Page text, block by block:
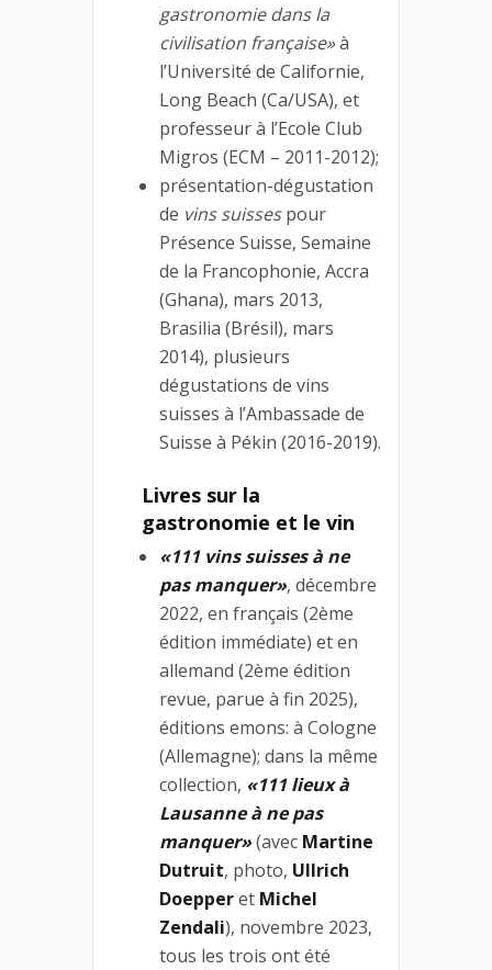
gastronomie dans la
civilisation française»à
l’Université de Californie,
Long Beach (Ca/USA), et
professeur à l’Ecole Club
Migros (ECM – 2011-2012);
présentation-dégustation
de vins suissespour
Présence Suisse, Semaine
de la Francophonie, Accra
(Ghana), mars 2013,
Brasilia (Brésil), mars
2014), plusieurs
dégustations de vins
suisses à l’Ambassade de
Suisse à Pékin (2016-2019).
Livres sur la
gastronomie et le vin
«111 vins suisses à ne
pas manquer», décembre
2022, en français (2ème
édition immédiate) et en
allemand (2ème édition
revue, parue à fin 2025),
éditions emons: à Cologne
(Allemagne); dans la même
collection, «111 lieux à
Lausanne à ne pas
manquer»(avec Martine
Dutruit, photo, Ullrich
Doepperet Michel
Zendali), novembre 2023,
tous les trois ont été